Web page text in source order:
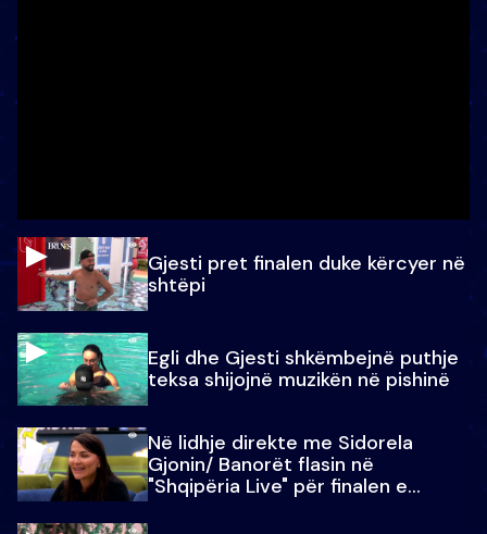
Gjesti pret finalen duke kërcyer në
shtëpi
Egli dhe Gjesti shkëmbejnë puthje
teksa shijojnë muzikën në pishinë
Në lidhje direkte me Sidorela
Gjonin/ Banorët flasin në
"Shqipëria Live" për finalen e